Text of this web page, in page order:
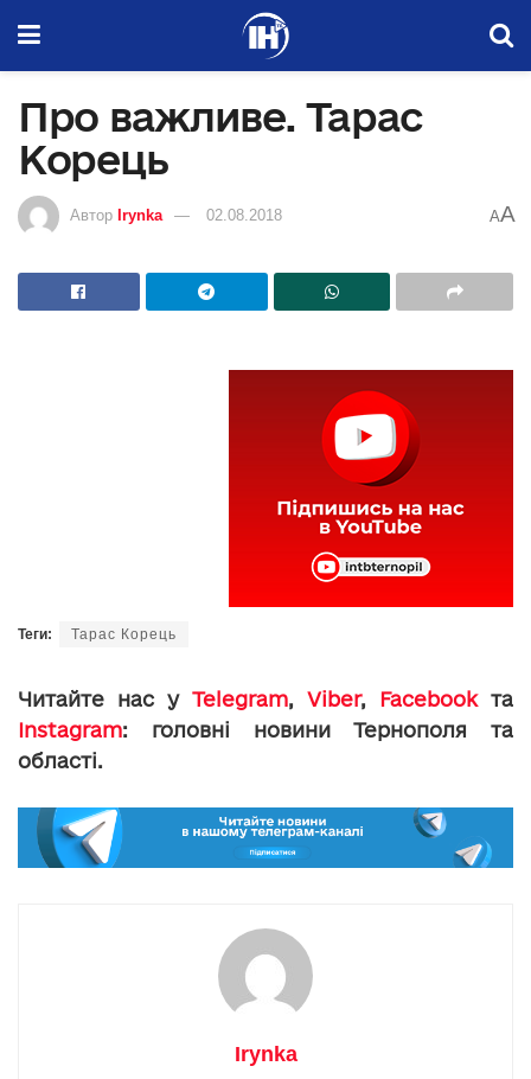
Про важливе. Тарас
Корець
Автор Irynka 02.08.2018 AA
Теги: Тарас Корець
Читайте нас у Telegram, Viber, Facebookта
Instagram: головні новини Тернополя та
області.
Irynka